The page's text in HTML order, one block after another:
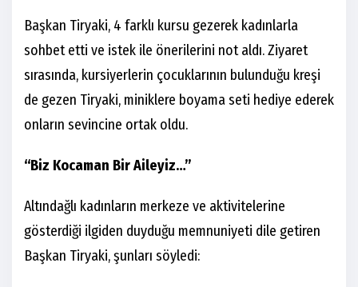
Başkan Tiryaki, 4 farklı kursu gezerek kadınlarla
sohbet etti ve istek ile önerilerini not aldı. Ziyaret
sırasında, kursiyerlerin çocuklarının bulunduğu kreşi
de gezen Tiryaki, miniklere boyama seti hediye ederek
onların sevincine ortak oldu.
“Biz Kocaman Bir Aileyiz…”
Altındağlı kadınların merkeze ve aktivitelerine
gösterdiği ilgiden duyduğu memnuniyeti dile getiren
Başkan Tiryaki, şunları söyledi: